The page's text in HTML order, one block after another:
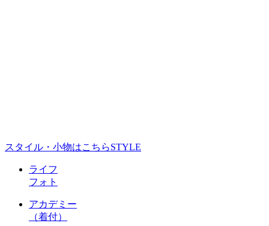
スタイル・小物はこちらSTYLE
ライフ
フォト
アカデミー
（着付）